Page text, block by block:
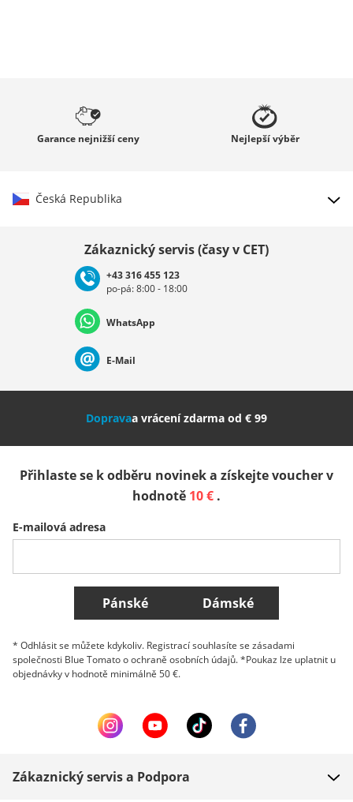
Garance nejnižší ceny Nejlepšívýběr
Česká Republika
Deutschland Österreich
Nederland Italia (Italiano) Italien (Deutsch)
Slovenija
Belgique (Français) Danmark Norge
Všechny země
Zákaznický servis (časy v CET)
+43 316 455 123
po-pá: 8:00 - 18:00
WhatsApp
E-Mail
Dopravaa vrácení zdarma od € 99
Přihlaste se k odběru novinek a získejte voucher v
hodnotě 10 € .
E-mailová adresa
Pánské Dámské
* Odhlásit se můžete kdykoliv. Registrací souhlasíte se zásadami
společnosti Blue Tomato o ochraně osobních údajů. *Poukaz lze uplatnit u
objednávky v hodnotě minimálně 50 €.
Zákaznický servis a Podpora